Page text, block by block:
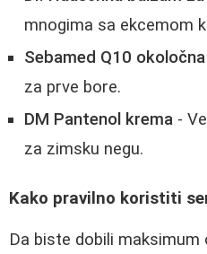
mnogima sa ekcemom
Sebamed Q10
za prve bore.
DM Pantenol krema -
za zimsku negu.
Kako pravilno koristiti
Da biste dobili